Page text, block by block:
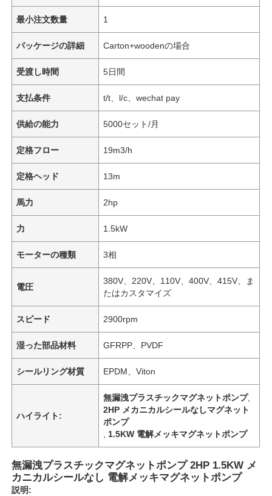
最小注文数量 1
パッケージの詳細 Carton+woodenの場合
受渡し時間 5日間
支払条件 t/t、l/c、wechat pay
供給の能力 5000セット/月
定格フロー 19m3/h
定格ヘッド 13m
馬力 2hp
力 1.5kW
モーターの種類 3相
電圧
380V、220V、110V、400V、415V、ま
たはカスタマイズ
スピード 2900rpm
湿った部品材料 GFRPP、PVDF
シールリング材質 EPDM、Viton
ハイライト:
無漏洩プラスチックマグネットポンプ,
2HP メカニカルシールなしマグネット
ポンプ
1.5KW 電解メッキマグネットポンプ
無漏洩プラスチックマグネットポンプ 2HP 1.5KW メ
カニカルシールなし 電解メッキマグネットポンプ
説明: